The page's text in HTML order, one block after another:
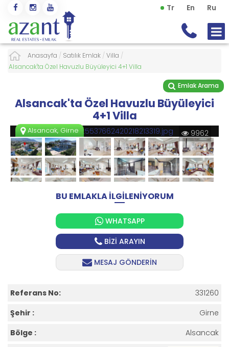
Tr En Ru
Anasayfa / Satılık Emlak / Villa /
Alsancak'ta Özel Havuzlu Büyüleyici 4+1 Villa
Emlak Arama
Alsancak'ta Özel Havuzlu Büyüleyici
4+1 Villa
9962
Alsancak, Girne
BU EMLAKLA İLGİLENİYORUM
WHATSAPP
BİZİ ARAYIN
MESAJ GÖNDERİN
Referans No:
331260
Şehir :
Girne
Bölge :
Alsancak